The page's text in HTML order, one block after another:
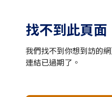
找不到此頁面
我們找不到你想到訪的
連結已過期了。